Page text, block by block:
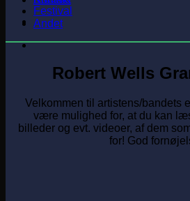
Festival
Andet
Robert Wells
Velkommen til artistens/bandets
være mulighed for, at du kan
billeder og evt. videoer, af dem
for! God